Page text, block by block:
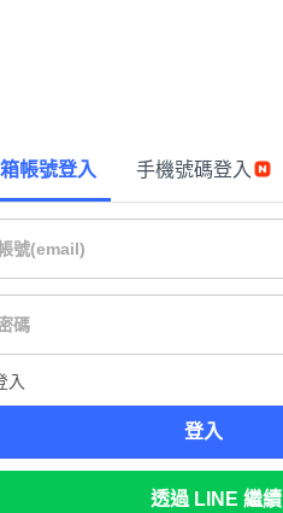
帳號登入 手機號碼登入
入
登入
透過 LINE 繼續